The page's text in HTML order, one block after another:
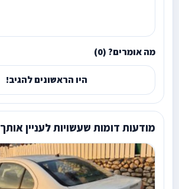
מה אומרים? (0)
היו הראשונים להגיב!
מודעות דומות שעשויות לעניין אותך